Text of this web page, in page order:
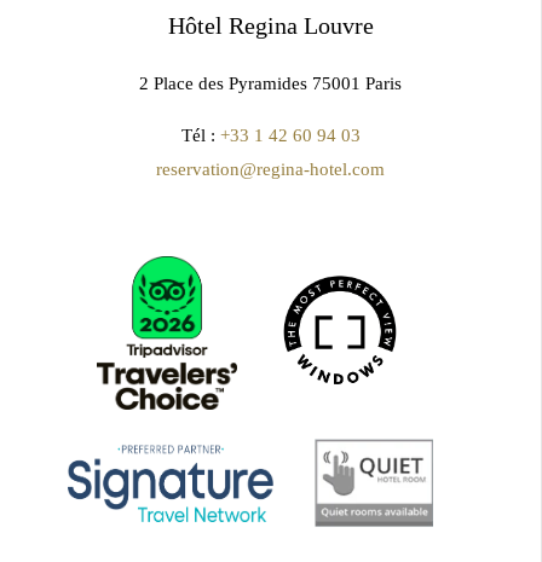
Hôtel Regina Louvre
2 Place des Pyramides 75001 Paris
Tél : +33 1 42 60 94 03
reservation@regina-hotel.com